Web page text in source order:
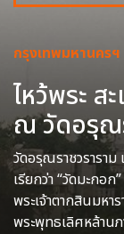
กรุงเทพมหานครฯ
ไหว้พระ ส
ณ วัดอรุณ
วัดอรุณราชวรารา
เรียกว่า “วัดมะกอ
พระเจ้าตากสินมห
พระพุทธเลิศหล้านภ